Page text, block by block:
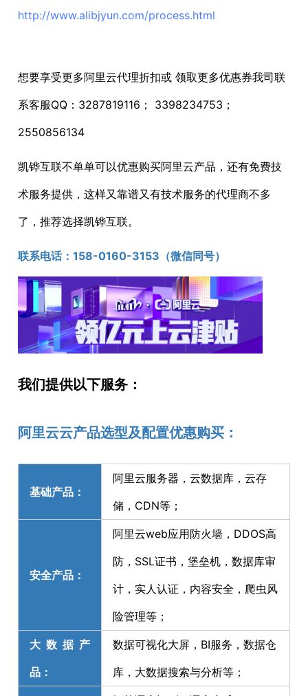
http://www.alibjyun.com/process.html
想要享受更多阿里云代理折扣或 领取更多优惠券我司联
系客服QQ：3287819116； 3398234753；
2550856134
凯铧互联不单单可以优惠购买阿里云产品，还有免费技
术服务提供，这样又靠谱又有技术服务的代理商不多
了，推荐选择凯铧互联。
联系电话：158-0160-3153 （微信同号）
我们提供以下服务：
阿里云云产品选型及配置优惠购买：
基础产品：
阿里云服务器，云数据库，云存
储，CDN等；
安全产品：
阿里云web应用防火墙，DDOS高
防，SSL证书，堡垒机，数据库审
计，实人认证，内容安全，爬虫风
险管理等；
大数据产
品：
数据可视化大屏，BI服务，数据仓
库，大数据搜索与分析等；